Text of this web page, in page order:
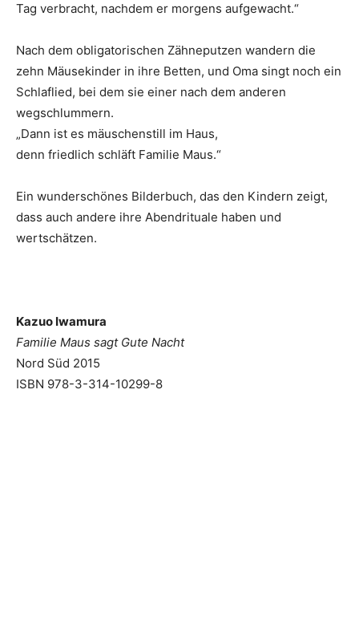
Tag verbracht, nachdem er morgens aufgewacht.“
Nach dem obligatorischen Zähneputzen wandern die
zehn Mäusekinder in ihre Betten, und Oma singt noch ein
Schlaflied, bei dem sie einer nach dem anderen
wegschlummern.
„Dann ist es mäuschenstill im Haus,
denn friedlich schläft Familie Maus.“
Ein wunderschönes Bilderbuch, das den Kindern zeigt,
dass auch andere ihre Abendrituale haben und
wertschätzen.
Kazuo Iwamura
Familie Maus sagt Gute Nacht
Nord Süd 2015
ISBN 978-3-314-10299-8